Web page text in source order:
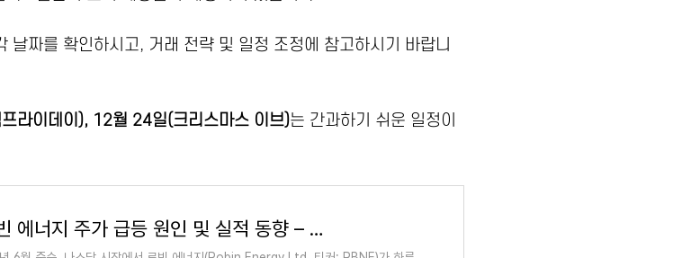
날짜를 확인하시고, 거래 전략 및 일정 조정에 참고하시기 바랍니
라이데이), 12월 24일(크리스마스 이브)는 간과하기 쉬운 일정이
RBNE｜로빈 에너지 주가 급등 원인 및 실적 동향 – 중동 리스크와 운임 기대감 (해운주)